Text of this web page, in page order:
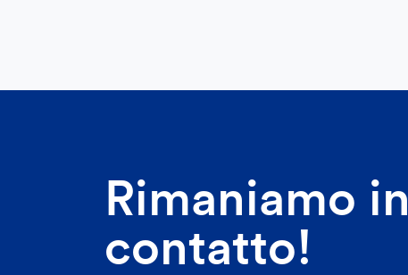
Rimaniamo in
contatto!